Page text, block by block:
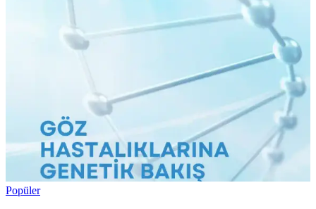
Popüler